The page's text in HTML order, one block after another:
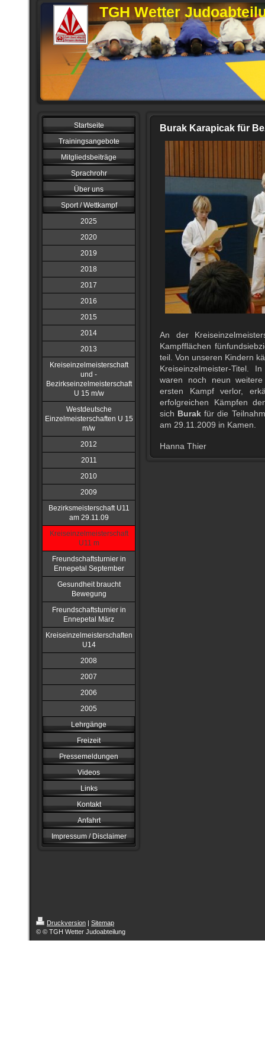
TGH Wetter
Startseite
Trainingsangebote
Mitgliedsbeiträge
Sprachrohr
Über uns
Sport / Wettkampf
2025
2020
2019
2018
2017
2016
2015
2014
2013
Kreiseinzelmeisterschaft
und -
Bezirkseinzelmeisterschaft
U 15 m/w
Westdeutsche
Einzelmeisterschaften U 15
m/w
2012
2011
2010
2009
Bezirksmeisterschaft U11
am 29.11.09
Kreiseinzelmeisterschaft
U11 m
Freundschaftsturnier in
Ennepetal September
Gesundheit braucht
Bewegung
Freundschaftsturnier in
Ennepetal März
Kreiseinzelmeisterschaften
U14
2008
2007
2006
2005
Lehrgänge
Freizeit
Pressemeldungen
Videos
Links
Kontakt
Anfahrt
Impressum / Disclaimer
Burak Karapicak für
An der
Kampfflächen
teil. Von unseren Kindern
Kreiseinzelmeister-Titel.
waren noch neun
ersten Kampf verlor,
erfolgreichen Kämpfen
sich Burak für die
am 29.11.2009 in Kamen.
Hanna Thier
Druckversion | Sitemap
© © TGH Wetter Judoabteilung